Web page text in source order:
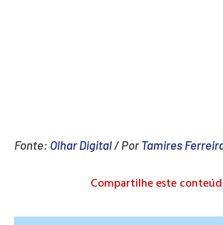
Fonte: Olhar Digital / PorTamires
Compartilhe este